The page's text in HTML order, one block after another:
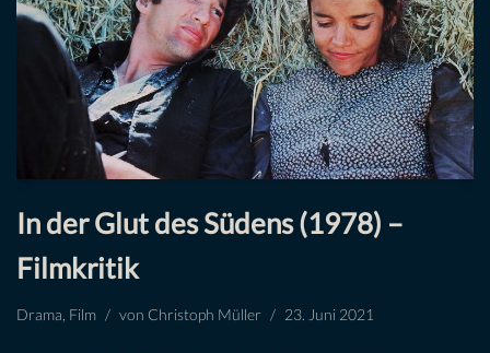
In der Glut des Südens (1978) –
Filmkritik
Drama Film von Christoph Müller 23. Juni 2021